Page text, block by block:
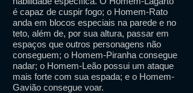
é capaz de cuspir fogo; o Homem-Rato
anda em blocos especiais na parede e no
teto, além de, por sua altura, passar em
espaços que outros personagens não
conseguem; o Homem-Piranha consegue
nadar; o Homem-Leão possui um ataque
mais forte com sua espada; e o Homem-
Gavião consegue voar.